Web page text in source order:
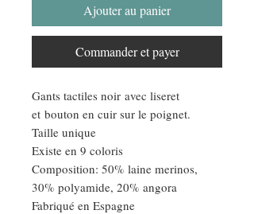
Ajouter au panier
Commander et payer
Gants tactiles noir avec liseret
et bouton en cuir sur le poignet.
Taille unique
Existe en 9 coloris
Composition: 50% laine merinos,
30% polyamide, 20% angora
Fabriqué en Espagne